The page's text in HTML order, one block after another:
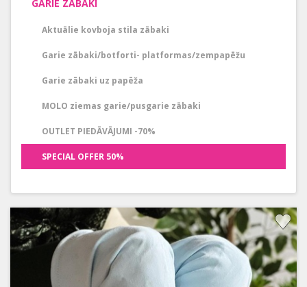
GARIE ZĀBAKI
Aktuālie kovboja stila zābaki
Garie zābaki/botforti- platformas/zempapēžu
Garie zābaki uz papēža
MOLO ziemas garie/pusgarie zābaki
OUTLET PIEDĀVĀJUMI -70%
SPECIAL OFFER 50%